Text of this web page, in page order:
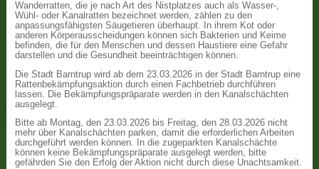
Wanderratten, die je nach Art des Nistplatzes auch als Wasser-,
Wühl- oder Kanalratten bezeichnet werden, zählen zu den
anpassungsfähigsten Säugetieren überhaupt. In ihrem Kot oder
anderen Körperausscheidungen können sich Bakterien und Keime
befinden, die für den Menschen und dessen Haustiere eine Gefahr
darstellen und die Gesundheit beeinträchtigen können.
Die Stadt Barntrup wird ab dem 23.03.2026 in der Stadt Barntrup eine
Rattenbekämpfungsaktion durch einen Fachbetrieb durchführen
lassen. Die Bekämpfungspräparate werden in den Kanalschächten
ausgelegt.
Bitte ab Montag, den 23.03.2026 bis Freitag, den 28.03.2026 nicht
mehr über Kanalschächten parken, damit die erforderlichen Arbeiten
durchgeführt werden können. In die zugeparkten Kanalschächte
können keine Bekämpfungspräparate ausgelegt werden, bitte
gefährden Sie den Erfolg der Aktion nicht durch diese Unachtsamkeit.